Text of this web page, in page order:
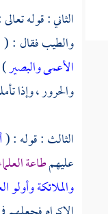
الثاني : قوله
والطيب فقال : (
الأعمى والبصير)
والحرور ، وإذا
الثالث : قوله : (
عليهمطاعة
والملائكة وأولو